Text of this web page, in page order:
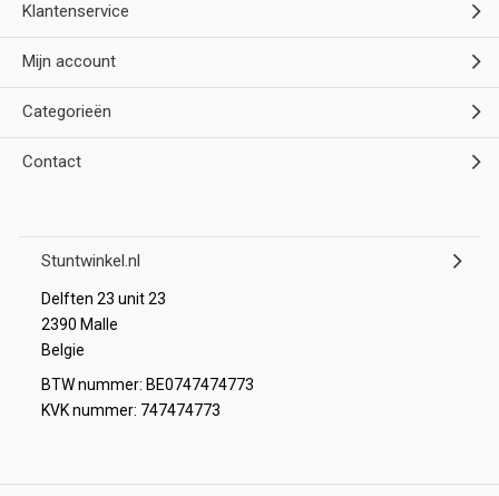
Klantenservice
Mijn account
Categorieën
Contact
Stuntwinkel.nl
Delften 23 unit 23
2390 Malle
Belgie
BTW nummer: BE0747474773
KVK nummer: 747474773